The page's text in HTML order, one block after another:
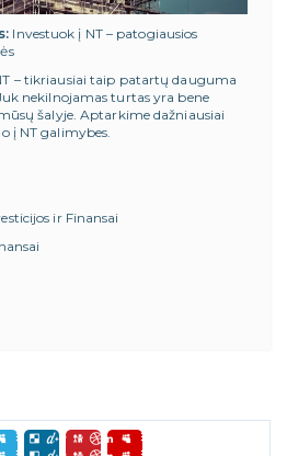
Investuok į NT – patogiausios
– tikriausiai taip patartų dauguma
nekilnojamas turtas yra bene
šalyje. Aptarkime dažniausiai
į NT galimybes.
ir Finansai